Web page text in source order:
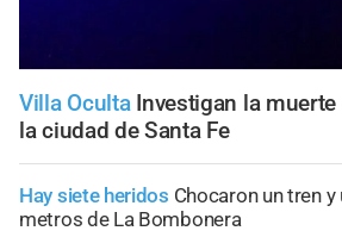
Villa Oculta Investigan la
la ciudad de Santa Fe
Hay siete heridos Chocaron un tren
metros de La Bombonera